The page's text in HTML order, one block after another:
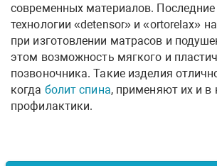
современных материалов.
технологии «detensor» и «ortorelax»
при изготовлении матрасов и
этом возможность мягкого и
позвоночника. Такие изделия
когда болит спина, применяют их и в
профилактики.